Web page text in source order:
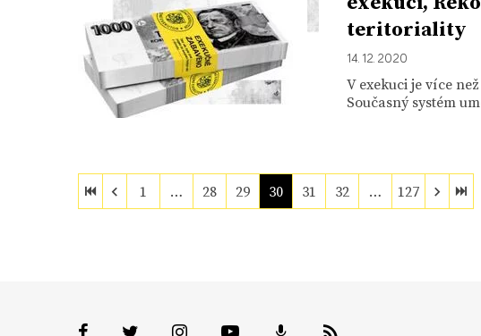
teritoriality
14. 12. 2020
V exekuci je více
Současný systém
1 … 28 29 30 31 32 … 127